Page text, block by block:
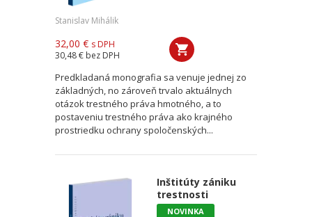
Stanislav Mihálik
32,00 € s DPH
30,48 € bez DPH
Predkladaná monografia sa venuje jednej zo
základných, no zároveň trvalo aktuálnych
otázok trestného práva hmotného, a to
postaveniu trestného práva ako krajného
prostriedku ochrany spoločenských...
Inštitúty zániku
trestnosti
NOVINKA